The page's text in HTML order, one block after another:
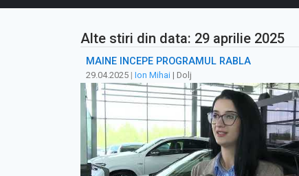
Alte stiri din data: 29 aprilie 2025
MÂINE ÎNCEPE PROGRAMUL RABLA
29.04.2025 | Ion Mihai | Dolj